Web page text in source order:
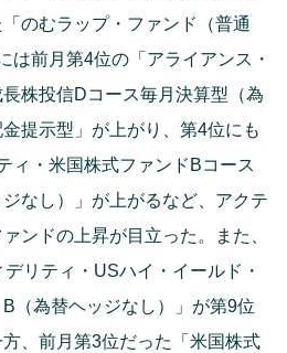
のむラップ・ファンド（普通
は前月第4位の「アライアンス・
株投信Dコース毎月決算型（為
提示型」が上がり、第4位にも
ィ・米国株式ファンドBコース
ジなし）」が上がるなど、アクテ
ンドの上昇が目立った。また、
リティ・USハイ・イールド・
（為替ヘッジなし）」が第9位
、前月第3位だった「米国株式